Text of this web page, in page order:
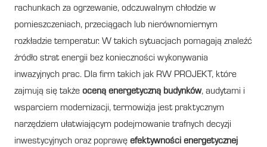
rachunkach za ogrzewanie, odczuwalnym chłodzie w
pomieszczeniach, przeciągach lub nierównomiernym
rozkładzie temperatur. W takich sytuacjach pomagają znaleźć
źródło strat energii bez konieczności wykonywania
inwazyjnych prac. Dla firm takich jak RW PROJEKT, które
zajmują się także oceną energetyczną budynków, audytami i
wsparciem modernizacji, termowizja jest praktycznym
narzędziem ułatwiającym podejmowanie trafnych decyzji
inwestycyjnych oraz poprawę efektywności energetycznej